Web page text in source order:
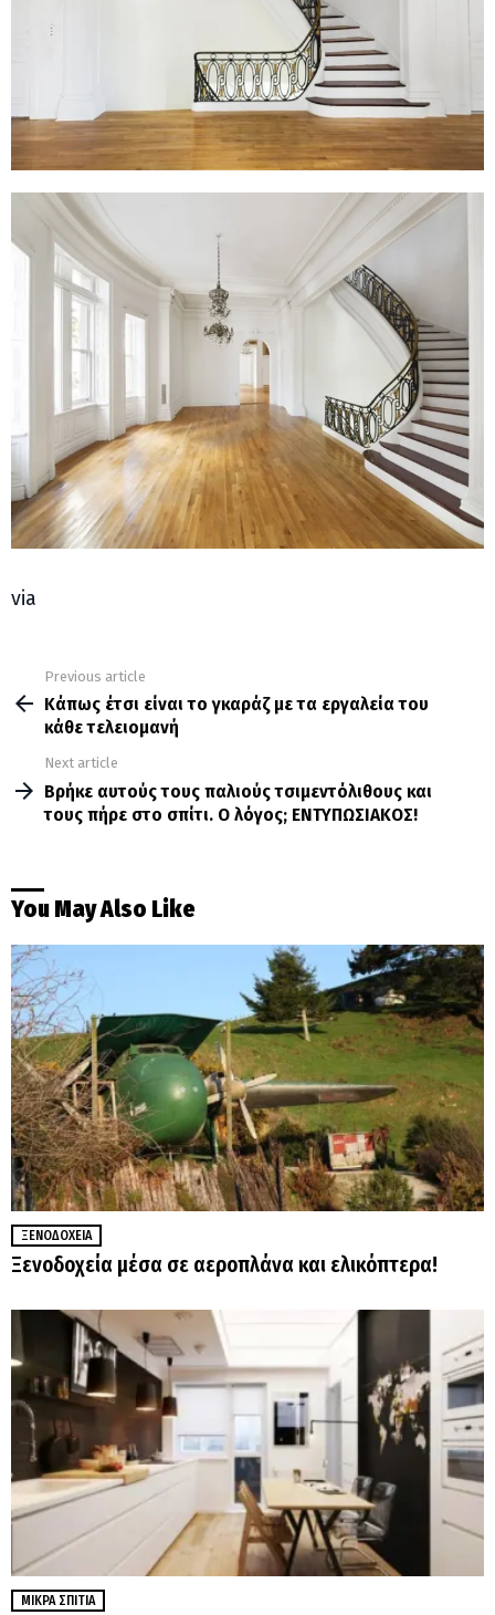
via
more
Previous article
Κάπως έτσι είναι το γκαράζ με τα εργαλεία του
κάθε τελειομανή
Next article
Βρήκε αυτούς τους παλιούς τσιμεντόλιθους και
τους πήρε στο σπίτι. Ο λόγος; ΕΝΤΥΠΩΣΙΑΚΟΣ!
You May Also Like
ΞΕΝΟΔΟΧΕΊΑ
Ξενοδοχεία μέσα σε αεροπλάνα και ελικόπτερα!
ΜΙΚΡΆ ΣΠΊΤΙΑ